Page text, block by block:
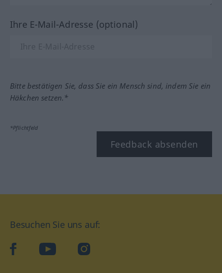
Ihre E-Mail-Adresse (optional)
Bitte bestätigen Sie, dass Sie ein Mensch sind, indem Sie ein
Häkchen setzen.*
*Pflichtfeld
Feedback absenden
Besuchen Sie uns auf:
facebookYouTube Instagram